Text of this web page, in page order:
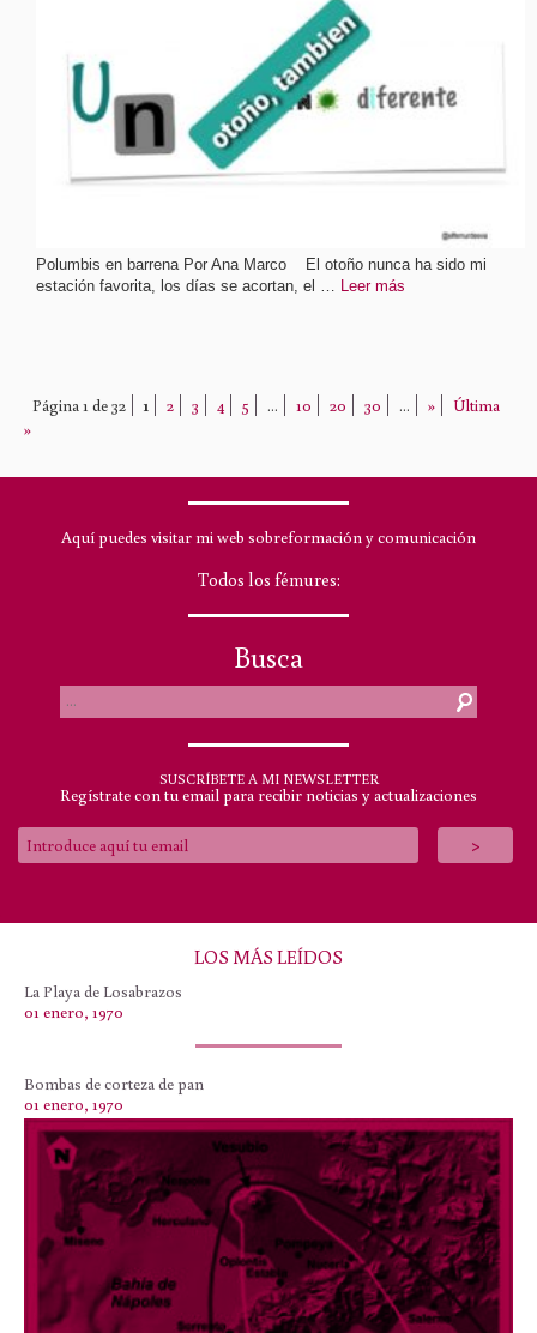
Polumbis en barrena Por Ana Marco El otoño nunca ha sido mi
estación favorita, los días se acortan, el … Leer más
Página 1 de 32 1 2 3 4 5 ... 10 20 30 ... »
Última
»
Aquí puedes visitar mi web sobreformación y comunicación
Todos los fémures:
Busca
SUSCRÍBETE A MI NEWSLETTER
Regístrate con tu email para recibir noticias y actualizaciones
LOS MÁS LEÍDOS
La Playa de Losabrazos
01 enero, 1970
Bombas de corteza de pan
01 enero, 1970